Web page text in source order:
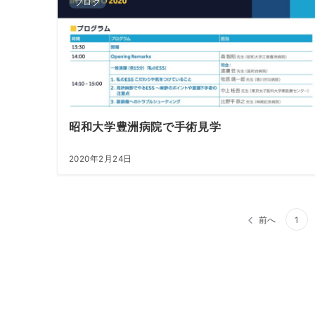
ブログ
昭和大学豊洲病院で手術見学
2020年2月24日
前へ 1